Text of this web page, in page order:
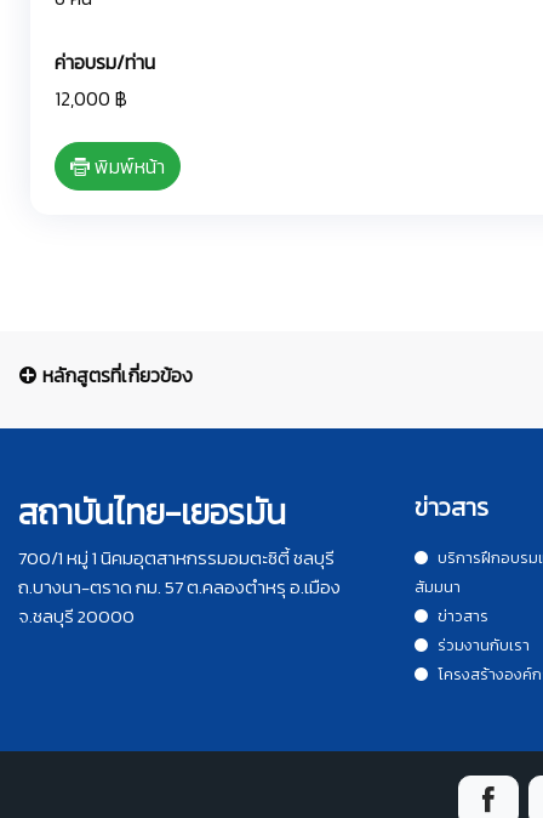
ค่าอบรม/ท่าน
12,000 ฿
พิมพ์หน้า
หลักสูตรที่เกี่ยวข้อง
สถาบันไทย-เยอรมัน
700/1 หมู่ 1 นิคมอุตสาหกรรมอมตะซิตี้ ชลบุรี
ถ.บางนา-ตราด กม. 57 ต.คลองตำหรุ อ.เมือง
จ.ชลบุรี 20000
ข่าวสาร
บริการฝึกอบรม
สัมมนา
ข่าวสาร
ร่วมงานกับเรา
โครงสร้างองค์